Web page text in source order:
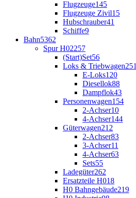
Flugzeuge145
Flugzeuge Zivil15
Hubschrauber41
Schiffe9
Bahn5362
Spur H02257
(Start)Set56
Loks & Triebwagen251
E-Loks120
Diesellok88
Dampflok43
Personenwagen154
2-Achser10
4-Achser144
Güterwagen212
2-Achser83
3-Achser11
4-Achser63
Sets55
Ladegüter262
Ersatzteile H018
H0 Bahngebäude219